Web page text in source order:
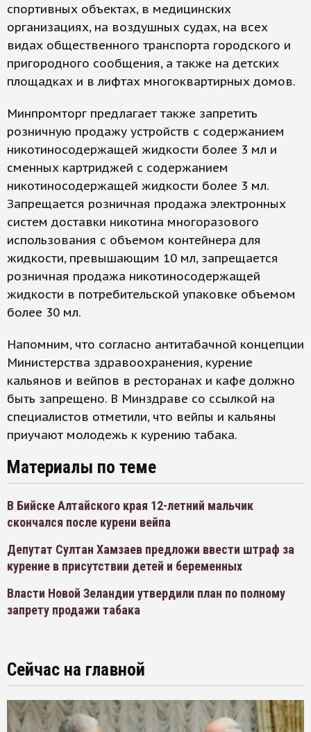
спортивных объектах, в медицинских
организациях, на воздушных судах, на всех
видах общественного транспорта городского и
пригородного сообщения, а также на детских
площадках и в лифтах многоквартирных домов.
Минпромторг предлагает также запретить
розничную продажу устройств с содержанием
никотиносодержащей жидкости более 3 мл и
сменных картриджей с содержанием
никотиносодержащей жидкости более 3 мл.
Запрещается розничная продажа электронных
систем доставки никотина многоразового
использования с объемом контейнера для
жидкости, превышающим 10 мл, запрещается
розничная продажа никотиносодержащей
жидкости в потребительской упаковке объемом
более 30 мл.
Напомним, что согласно антитабачной концепции
Министерства здравоохранения, курение
кальянов и вейпов в ресторанах и кафе должно
быть запрещено. В Минздраве со ссылкой на
специалистов отметили, что вейпы и кальяны
приучают молодежь к курению табака.
Материалы по теме
В Бийске Алтайского края 12-летний мальчик
скончался после курени вейпа
Депутат Султан Хамзаев предложи ввести штраф за
курение в присутствии детей и беременных
Власти Новой Зеландии утвердили план по полному
запрету продажи табака
Сейчас на главной